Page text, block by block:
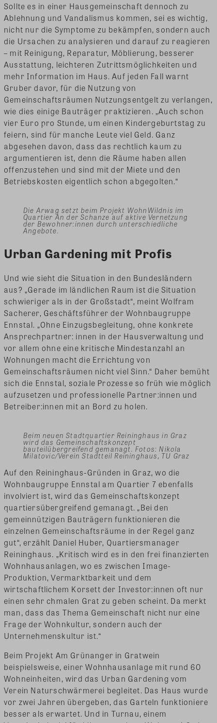
Sollte es in einer Hausgemeinschaft dennoch zu
Ablehnung und Vandalismus kommen, sei es wichtig,
nicht nur die Symptome zu bekämpfen, sondern auch
die Ursachen zu analysieren und darauf zu reagieren
– mit Reinigung, Reparatur, Möblierung, besserer
Ausstattung, leichteren Zutrittsmöglichkeiten und
mehr Information im Haus. Auf jeden Fall warnt
Gruber davor, für die Nutzung von
Gemeinschaftsräumen Nutzungsentgelt zu verlangen,
wie dies einige Bauträger praktizieren. „Auch schon
vier Euro pro Stunde, um einen Kindergeburtstag zu
feiern, sind für manche Leute viel Geld. Ganz
abgesehen davon, dass das rechtlich kaum zu
argumentieren ist, denn die Räume haben allen
offenzustehen und sind mit der Miete und den
Betriebskosten eigentlich schon abgegolten.“
Die Arwag setzt beim Projekt WohnWildnis im
Quartier An der Schanze auf aktive Vernetzung
der Bewohner:innen durch unterschiedliche
Angebote.
Urban Gardening mit Profis
Und wie sieht die Situation in den Bundesländern
aus? „Gerade im ländlichen Raum ist die Situation
schwieriger als in der Großstadt“, meint Wolfram
Sacherer, Geschäftsführer der Wohnbaugruppe
Ennstal. „Ohne Einzugsbegleitung, ohne konkrete
Ansprechpartner: innen in der Hausverwaltung und
vor allem ohne eine kritische Mindestanzahl an
Wohnungen macht die Errichtung von
Gemeinschaftsräumen nicht viel Sinn.“ Daher bemüht
sich die Ennstal, soziale Prozesse so früh wie möglich
aufzusetzen und professionelle Partner:innen und
Betreiber:innen mit an Bord zu holen.
Beim neuen Stadtquartier Reininghaus in Graz
wird das Gemeinschaftskonzept
bauteilübergreifend gemanagt. Fotos: Nikola
Milatovic/Verein Stadtteil Reininghaus, TU Graz
Auf den Reininghaus-Gründen in Graz, wo die
Wohnbaugruppe Ennstal am Quartier 7 ebenfalls
involviert ist, wird das Gemeinschaftskonzept
quartiersübergreifend gemanagt. „Bei den
gemeinnützigen Bauträgern funktionieren die
einzelnen Gemeinschaftsräume in der Regel ganz
gut“, erzählt Daniel Huber, Quartiersmanager
Reininghaus. „Kritisch wird es in den frei finanzierten
Wohnhausanlagen, wo es zwischen Image-
Produktion, Vermarktbarkeit und dem
wirtschaftlichem Korsett der Investor:innen oft nur
einen sehr chmalen Grat zu geben scheint. Da merkt
man, dass das Thema Gemeinschaft nicht nur eine
Frage der Wohnkultur, sondern auch der
Unternehmenskultur ist.“
Beim Projekt Am Grünanger in Gratwein
beispielsweise, einer Wohnhausanlage mit rund 60
Wohneinheiten, wird das Urban Gardening vom
Verein Naturschwärmerei begleitet. Das Haus wurde
vor zwei Jahren übergeben, das Garteln funktioniere
besser als erwartet. Und in Turnau, einem